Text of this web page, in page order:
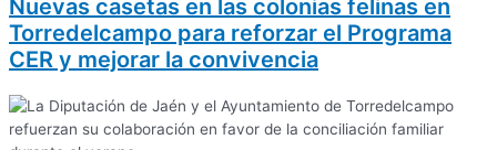
Nuevas casetas en las colonias felinas en
Torredelcampo para reforzar el Programa
CER y mejorar la convivencia